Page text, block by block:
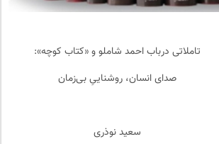
تاملاتی درباب احمد شاملو و «کتاب کوچه»:
صدای انسان، روشناییِ بی‌زمان
سعید نوذری